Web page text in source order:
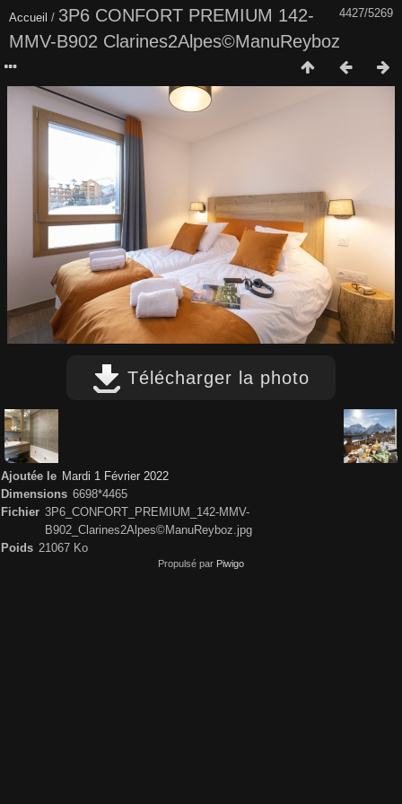
4427/5269
Accueil / 3P6 CONFORT PREMIUM 142-
MMV-B902 Clarines2Alpes©ManuReyboz
Télécharger la photo
Ajoutée le Mardi 1 Février 2022
Dimensions 6698*4465
Fichier 3P6_CONFORT_PREMIUM_142-MMV-
B902_Clarines2Alpes©ManuReyboz.jpg
Poids 21067 Ko
Propulsé par Piwigo